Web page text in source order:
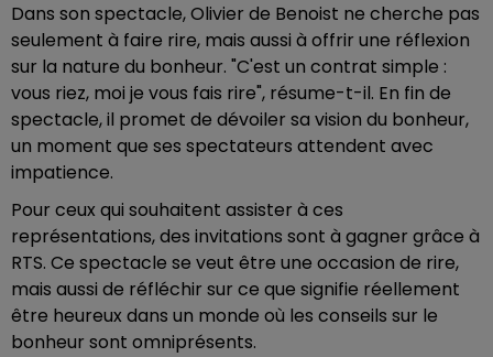
Dans son spectacle, Olivier de Benoist ne cherche pas
seulement à faire rire, mais aussi à offrir une réflexion
sur la nature du bonheur. "C'est un contrat simple :
vous riez, moi je vous fais rire", résume-t-il. En fin de
spectacle, il promet de dévoiler sa vision du bonheur,
un moment que ses spectateurs attendent avec
impatience.
Pour ceux qui souhaitent assister à ces
représentations, des invitations sont à gagner grâce à
RTS. Ce spectacle se veut être une occasion de rire,
mais aussi de réfléchir sur ce que signifie réellement
être heureux dans un monde où les conseils sur le
bonheur sont omniprésents.